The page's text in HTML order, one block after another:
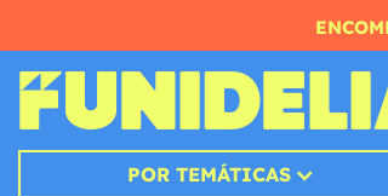
POR TEMÁTICAS